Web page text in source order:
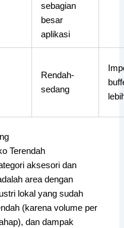
sebagian
besar
aplikasi
Rendah-
sedang
Terendah
aksesori dan
area dengan
lokal yang sudah
(karena volume per
dan dampak